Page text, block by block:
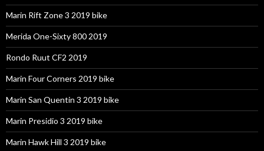
Marin Rift Zone 3 2019 bike
Merida One-Sixty 800 2019
Rondo Ruut CF2 2019
Marin Four Corners 2019 bike
Marin San Quentin 3 2019 bike
Marin Presidio 3 2019 bike
Marin Hawk Hill 3 2019 bike